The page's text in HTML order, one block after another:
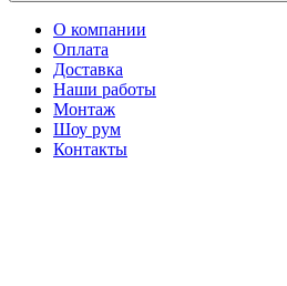
О компании
Оплата
Доставка
Наши работы
Монтаж
Шоу рум
Контакты